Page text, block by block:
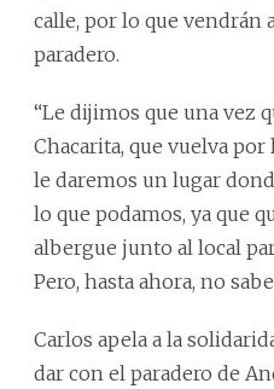
calle, por lo que vendrán
paradero.
“Le dijimos que una vez
Chacarita, que vuelva
le daremos un lugar
lo que podamos, ya que
albergue junto al local
Pero, hasta ahora, no
Carlos apela a la
dar con el paradero de